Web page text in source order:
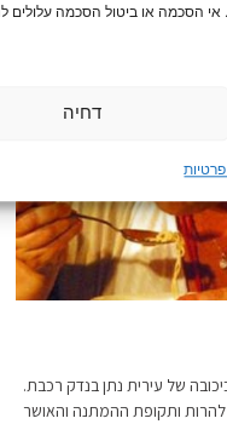
אי הסכמה או ביטול הסכמה עלולים
דחיה
של עירית נתן בנדק רכבת.
ותקופת ההמתנה והאושר